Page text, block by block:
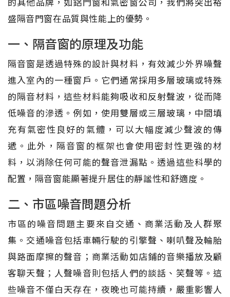
盛隔音門窗在品質與性能上的優勢。
一、隔音窗的原理及功能
隔音窗是透過特殊的設計與材料，有效減少外界噪聲
進入室內的一種窗戶。它們通常採用多層玻璃或特殊
的隔音材料，這些材料能夠吸收和反射聲波，從而降
低噪音的滲透。例如，使用雙層或三層玻璃，中間填
充有氣密性良好的氣體，可以大幅度減少聲波的傳
遞。此外，隔音窗的框架也會使用密封性更強的材
料，以消除任何可能的聲音泄漏點。透過這些科學的
配置，隔音窗能顯著提升居住的靜謐性和舒適度。
二、市區噪音問題分析
市區的噪音問題主要來自交通、商業活動及人群聚
集。交通噪音包括車輛行駛的引擎聲、喇叭聲及輪胎
與路面摩擦的聲音；商業活動如店鋪的音樂播放及顧
客聊天聲；人聲噪音則包括人們的談話、笑聲等。這
些噪音不僅白天存在，夜晚也可能持續，嚴重影響人